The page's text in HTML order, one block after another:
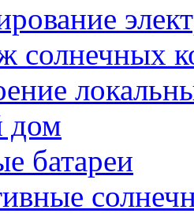
солнечных
дом
батареи